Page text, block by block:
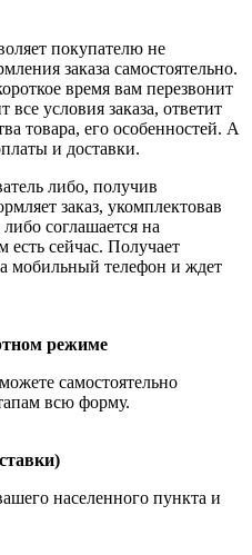
покупателю не
заказа самостоятельно.
время вам перезвонит
условия заказа, ответит
товара, его особенностей. А
и доставки.
либо, получив
заказ, укомплектовав
соглашается на
есть сейчас. Получает
мобильный телефон и ждет
режиме
самостоятельно
всю форму.
населенного пункта и